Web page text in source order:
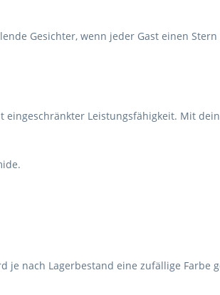
Gesichter, wenn jeder Gast einen
Leistungsfähigkeit. Mit
nach Lagerbestand eine zufällige Farbe